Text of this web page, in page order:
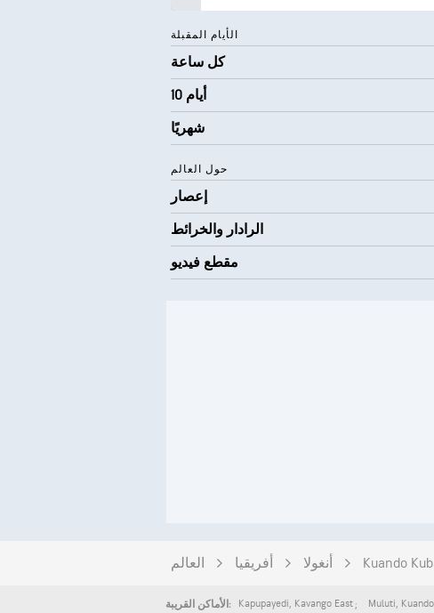
الأيام المقبلة
كل ساعة
10 أيام
شهريًا
حول العالم
إعصار
الرادار والخرائط
مقطع فيديو
العالم أفريقيا أنغولا Kuando
الأماكن القريبة: Kapupayedi, Kavango East Muluti,